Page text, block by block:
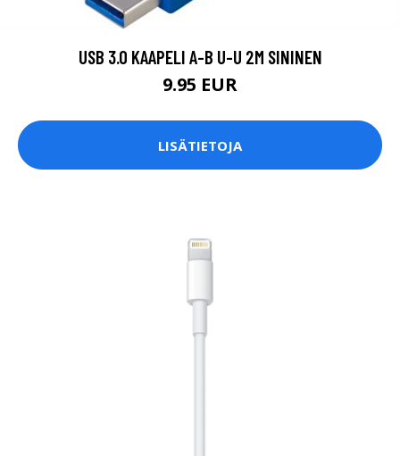
USB 3.0 KAAPELI A-B U-U 2M SININEN
9.95 EUR
LISÄTIETOJA